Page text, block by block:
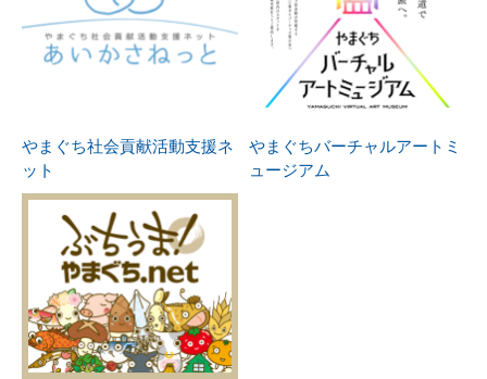
やまぐち社会貢献活動支援ネ
ット
やまぐちバーチャルアートミ
ュージアム